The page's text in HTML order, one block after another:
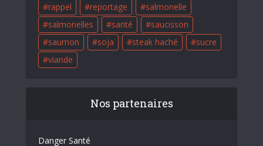
rappel
reportage
salmonelle
salmonelles
santé
saucisson
saumon
soja steak haché
sucre
viande
Nos partenaires
Danger Santé